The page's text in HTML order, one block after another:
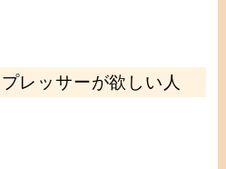
レッサーが欲しい人